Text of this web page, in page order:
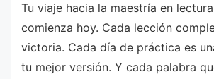
Tu viaje hacia la maestría en
comienza hoy. Cada lección
victoria. Cada día de práctica es
tu mejor versión. Y cada palabra